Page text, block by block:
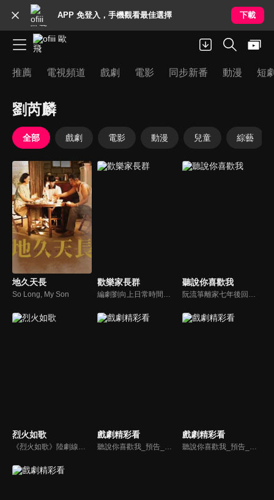
APP 免登入，手機觀看最佳選擇 下載
推薦 電視頻道 戲劇 電影 同步新番 動漫 短
劉芮麟
全部 戲劇 電影 動漫 兒童 綜藝
地久天長
So Long, My Son
歡樂家長群
編劇劉向上日常時間安排相對自由，在家裡負責兒子果寧、女兒果寶的教育陪護，妻子戴靜選擇在薪酬較高的外地公司打拼。劉向上一家因為孩子開學而與朋友、鄰居及其他學生家長成為“群友”，面對各種突發狀況的新手家長們和鬼馬精靈的孩子們共同迎接教育新課堂、人生新起點的故事。
聽說你喜歡我
阮流箏離家七年後回北京，成為北雅醫院神經外科的一名進修醫生。前夫寧至謙是北雅最優秀的神外醫生，他主動做阮流箏的導師，只為能彌補曾經失敗的婚姻對她的傷害。然而，阮流箏早已不是當年那個脆弱膽怯的女孩，在工作中他們爭執、和解又並肩作戰，命運在兩人之間牽起的那根紅線一直未曾剪斷...
烈火如歌 戲劇精彩看 戲劇精彩看